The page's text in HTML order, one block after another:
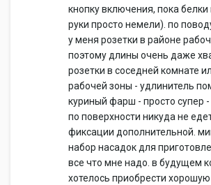
кнопку включения, пока
руки просто немели). по
у меня розетки в районе
поэтому длины очень даже
розетки в соседней комнате
рабочей зоны - удлинитель
куриный фарш - просто супер -
по поверхности никуда не
фиксации дополнительной.
набор насадок для
все что мне надо. в будущем
хотелось приобрести